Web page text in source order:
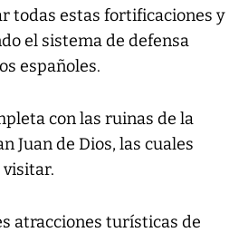
todas estas fortificaciones y
el sistema de defensa
españoles.
con las ruinas de la
Juan de Dios, las cuales
atracciones turísticas de